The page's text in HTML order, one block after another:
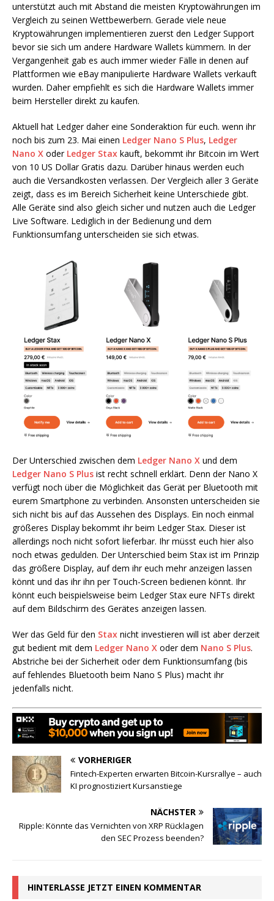
unterstützt auch mit Abstand die meisten Kryptowährungen im
Vergleich zu seinen Wettbewerbern. Gerade viele neue
Kryptowährungen implementieren zuerst den Ledger Support
bevor sie sich um andere Hardware Wallets kümmern. In der
Vergangenheit gab es auch immer wieder Fälle in denen auf
Plattformen wie eBay manipulierte Hardware Wallets verkauft
wurden. Daher empfiehlt es sich die Hardware Wallets immer
beim Hersteller direkt zu kaufen.
Aktuell hat Ledger daher eine Sonderaktion für euch. wenn ihr
noch bis zum 23. Mai einen Ledger Nano S Plus, Ledger
Nano X oder Ledger Stax kauft, bekommt ihr Bitcoin im Wert
von 10 US Dollar Gratis dazu. Darüber hinaus werden euch
auch die Versandkosten verlassen. Der Vergleich aller 3 Geräte
zeigt, dass es im Bereich Sicherheit keine Unterschiede gibt.
Alle Geräte sind also gleich sicher und nutzen auch die Ledger
Live Software. Lediglich in der Bedienung und dem
Funktionsumfang unterscheiden sie sich etwas.
Der Unterschied zwischen dem Ledger Nano X und dem
Ledger Nano S Plus ist recht schnell erklärt. Denn der Nano X
verfügt noch über die Möglichkeit das Gerät per Bluetooth mit
eurem Smartphone zu verbinden. Ansonsten unterscheiden sie
sich nicht bis auf das Aussehen des Displays. Ein noch einmal
größeres Display bekommt ihr beim Ledger Stax. Dieser ist
allerdings noch nicht sofort lieferbar. Ihr müsst euch hier also
noch etwas gedulden. Der Unterschied beim Stax ist im Prinzip
das größere Display, auf dem ihr euch mehr anzeigen lassen
könnt und das ihr ihn per Touch-Screen bedienen könnt. Ihr
könnt euch beispielsweise beim Ledger Stax eure NFTs direkt
auf dem Bildschirm des Gerätes anzeigen lassen.
Wer das Geld für den Stax nicht investieren will ist aber derzeit
gut bedient mit dem Ledger Nano X oder dem Nano S Plus.
Abstriche bei der Sicherheit oder dem Funktionsumfang (bis
auf fehlendes Bluetooth beim Nano S Plus) macht ihr
jedenfalls nicht.
VORHERIGER
Fintech-Experten erwarten Bitcoin-Kursrallye – auch
KI prognostiziert Kursanstiege
NÄCHSTER
Ripple: Könnte das Vernichten von XRP Rücklagen
den SEC Prozess beenden?
HINTERLASSE JETZT EINEN KOMMENTAR